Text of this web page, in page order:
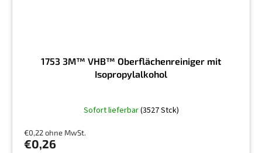
1753 3M™ VHB™ Oberflächenreiniger mit
Isopropylalkohol
durchschnittliche
Sofort lieferbar(3527 Stck)
€0,22 ohne MwSt.
€0,26